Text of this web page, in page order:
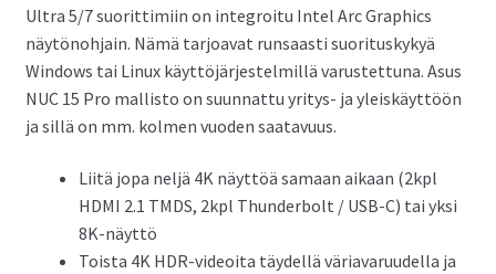
Ultra 5/7 suorittimiin on integroitu Intel Arc Graphics
näytönohjain. Nämä tarjoavat runsaasti suorituskykyä
Windows tai Linux käyttöjärjestelmillä varustettuna. Asus
NUC 15 Pro mallisto on suunnattu yritys- ja yleiskäyttöön
ja sillä on mm. kolmen vuoden saatavuus.
Liitä jopa neljä 4K näyttöä samaan aikaan (2kpl
HDMI 2.1 TMDS, 2kpl Thunderbolt / USB-C) tai yksi
8K-näyttö
Toista 4K HDR-videoita täydellä väriavaruudella ja